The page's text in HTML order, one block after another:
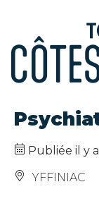
Publiée il y
YFFINIAC